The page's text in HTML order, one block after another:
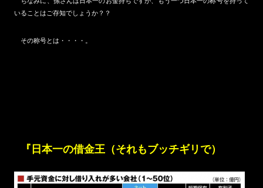
いることはご存知でしょうか？？
その称号とは・・・・。
『日本一の借金王（それもブッチギリで）